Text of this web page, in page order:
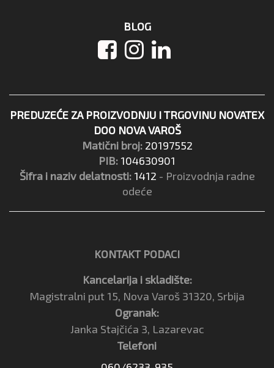
BLOG
PREDUZEĆE ZA PROIZVODNJU I TRGOVINU NOVATEX
DOO NOVA VAROŠ
Matični broj: 20197552
PIB: 104630901
Šifra i naziv delatnosti: 1412 - Proizvodnja radne
odeće
KONTAKT PODACI
Kancelarija i skladište:
Magistralni put 15, Nova Varoš 31320, Srbija
Ogranak:
Janka Stajčića 3, Lazarevac
Telefoni